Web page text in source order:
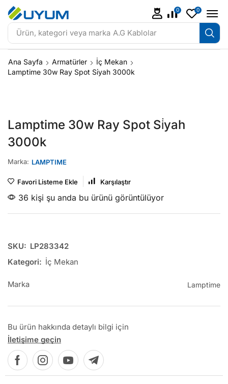
Ürün, kategori veya marka A.G Kablolar
0 0
Ana Sayfa Armatürler
İç Mekan
Lamptime 30w Ray Spot Si̇yah 3000k
Lamptime 30w Ray Spot Si̇yah
3000k
Marka: LAMPTIME
Favori Listeme Ekle Karşılaştır
36 kişi şu anda bu ürünü görüntülüyor
SKU: LP283342
Kategori: İç Mekan
Marka Lamptime
Bu ürün hakkında detaylı bilgi için
İletişime geçin